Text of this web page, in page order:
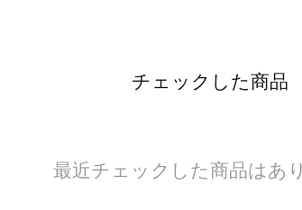
チェックした商品
最近チェックした商品はあ